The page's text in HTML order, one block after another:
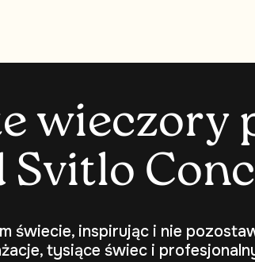
e wieczory
Svitlo Conc
świecie, inspirując i nie
tysiące świec i